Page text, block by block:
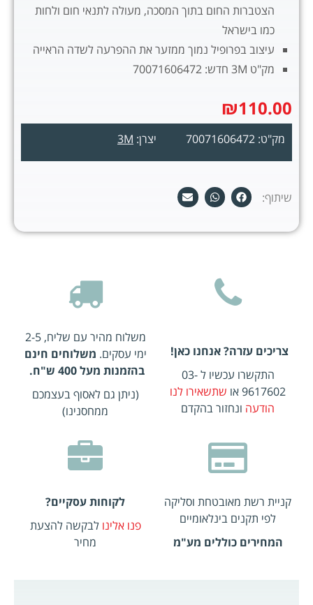
מק"ט: 70071606472 יצרן: 3M
הצטברות החום בתוך המסכה, מעולה לתנאי חום ולחות
כמו בישראל
עיצוב בפרופיל נמוך ממזער את ההפרעה לשדה הראייה
מק"ט 3M חדש: 70071606472
₪110.00
שיתוף:
צריכים עזרה? אנחנו כאן!
התקשרו עכשיו ל 03-
9617602 או
שתשאירו לנו
הודעה ונחזור בהקדם
משלוח מהיר עם שליח, 2-5
ימי עסקים. משלוחים חינם
בהזמנות מעל 400 ש"ח.
(ניתן גם לאסוף בעצמכם
ממחסנינו)
קניית רשת מאובטחת וסליקה
לפי תקנים בינלאומיים
המחירים כוללים מע"מ
לקוחות עסקיים?
פנו אלינו לבקשה להצעת
מחיר